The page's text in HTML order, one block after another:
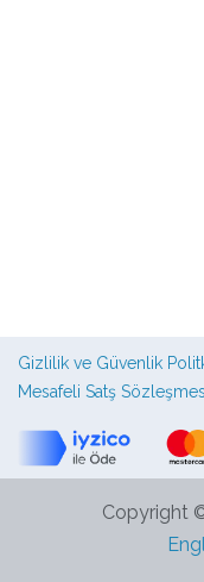
Gizlilik ve Güvenlik
Mesafeli Satş
Copyright